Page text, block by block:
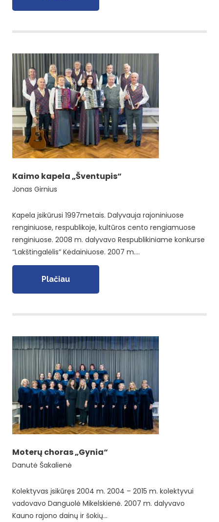
Kaimo kapela „Šventupis“
Jonas Girnius
Kapela įsikūrusi 1997metais. Dalyvauja rajoniniuose
renginiuose, respublikoje, kultūros cento rengiamuose
renginiuose. 2008 m. dalyvavo Respublikiniame konkurse
“Lakštingalėlis” Kėdainiuose. 2007 m.…
Plačiau
Moterų choras „Gynia“
Danutė Šakalienė
Kolektyvas įsikūręs 2004 m. 2004 – 2015 m. kolektyvui
vadovavo Danguolė Mikelskienė. 2007 m. dalyvavo
Kauno rajono dainų ir šokių…